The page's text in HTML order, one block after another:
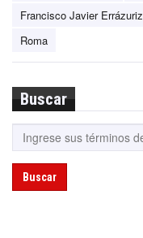
Francisco Javier Errázuriz
Roma
Buscar
Buscar